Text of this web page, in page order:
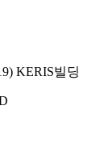
KERIS빌딩